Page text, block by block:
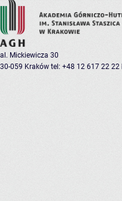
al. Mickiewicza 30
30-059 Kraków tel: +48 12 617 22 22